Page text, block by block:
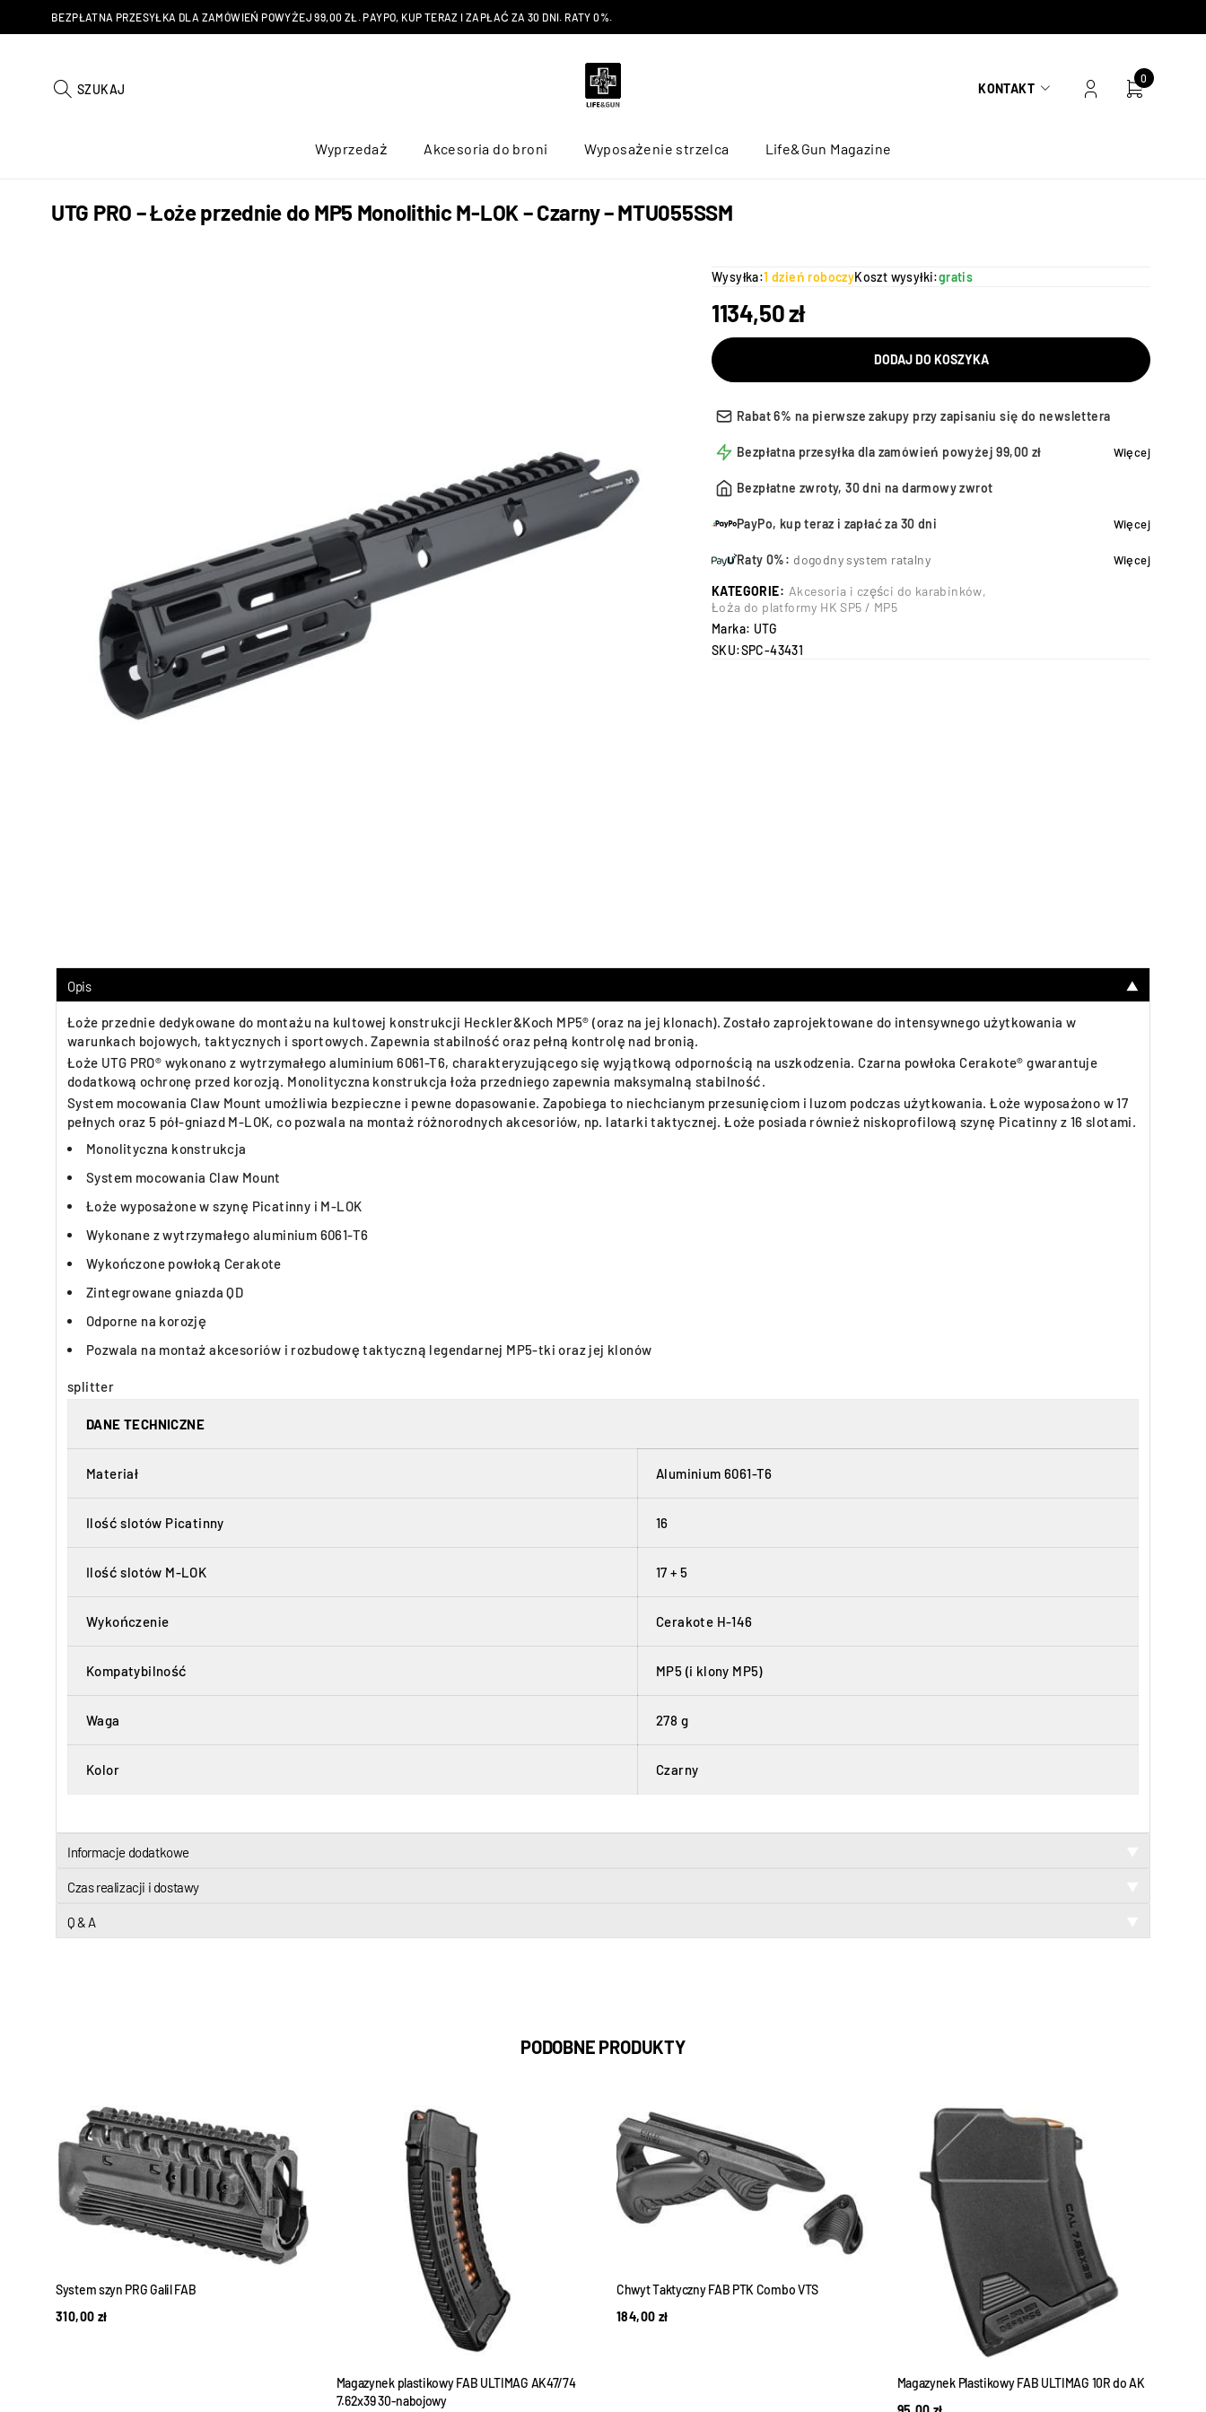
BEZPŁATNA PRZESYŁKA DLA ZAMÓWIEŃ POWYŻEJ 99,00 ZŁ. PAYPO, KUP TERAZ I ZAPŁAĆ ZA 30 DNI. RATY 0%.
SZUKAJ KONTAKT
0
Wyprzedaż Akcesoria do broni Wyposażenie strzelca Life&Gun Magazine
UTG PRO – Łoże przednie do MP5 Monolithic M-LOK – Czarny – MTU055SSM
Wysyłka:1 dzień roboczyKoszt wysyłki:gratis
1134,50zł
DODAJ DO KOSZYKA
Rabat 6% na pierwsze zakupy przy zapisaniu się do newslettera
Bezpłatna przesyłka dla zamówień powyżej 99,00 zł Więcej
Bezpłatne zwroty, 30 dni na darmowy zwrot
PayPo, kup teraz i zapłać za 30 dni Więcej
Raty 0%: dogodny system ratalny Więcej
KATEGORIE: Akcesoria i części do karabinków,
Łoża do platformy HK SP5 / MP5
Marka: UTG
SKU:SPC-43431
Opis ▼
Łoże przednie dedykowane do montażu na kultowej konstrukcji Heckler&Koch MP5® (oraz na jej klonach). Zostało zaprojektowane do intensywnego użytkowania w
warunkach bojowych, taktycznych i sportowych. Zapewnia stabilność oraz pełną kontrolę nad bronią.
Łoże UTG PRO® wykonano z wytrzymałego aluminium 6061-T6, charakteryzującego się wyjątkową odpornością na uszkodzenia. Czarna powłoka Cerakote® gwarantuje
dodatkową ochronę przed korozją. Monolityczna konstrukcja łoża przedniego zapewnia maksymalną stabilność.
System mocowania Claw Mount umożliwia bezpieczne i pewne dopasowanie. Zapobiega to niechcianym przesunięciom i luzom podczas użytkowania. Łoże wyposażono w 17
pełnych oraz 5 pół-gniazd M-LOK, co pozwala na montaż różnorodnych akcesoriów, np. latarki taktycznej. Łoże posiada również niskoprofilową szynę Picatinny z 16 slotami.
Monolityczna konstrukcja
System mocowania Claw Mount
Łoże wyposażone w szynę Picatinny i M-LOK
Wykonane z wytrzymałego aluminium 6061-T6
Wykończone powłoką Cerakote
Zintegrowane gniazda QD
Odporne na korozję
Pozwala na montaż akcesoriów i rozbudowę taktyczną legendarnej MP5-tki oraz jej klonów
splitter
DANE TECHNICZNE
Materiał Aluminium 6061-T6
Ilość slotów Picatinny 16
Ilość slotów M-LOK 17 + 5
Wykończenie Cerakote H-146
Kompatybilność MP5 (i klony MP5)
Waga 278 g
Kolor Czarny
Informacje dodatkowe
Czas realizacji i dostawy
Q & A
PODOBNE PRODUKTY
System szyn PRG Galil FAB
310,00 zł
Magazynek plastikowy FAB ULTIMAG AK47/74
7.62x39 30-nabojowy
Chwyt Taktyczny FAB PTK Combo VTS
184,00 zł
Magazynek Plastikowy FAB ULTIMAG 10R do AK